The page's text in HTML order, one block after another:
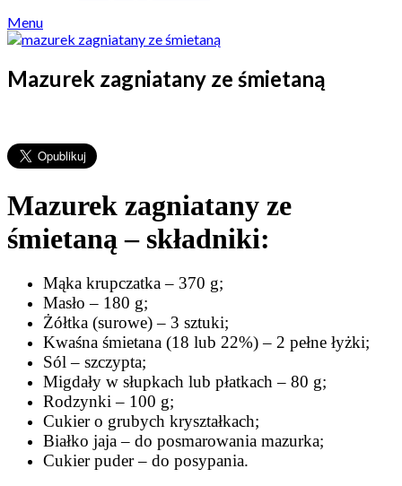
Menu
Mazurek zagniatany ze śmietaną
Mazurek zagniatany ze
śmietaną – składniki:
Mąka krupczatka – 370 g;
Masło – 180 g;
Żółtka (surowe) – 3 sztuki;
Kwaśna śmietana (18 lub 22%) – 2 pełne łyżki;
Sól – szczypta;
Migdały w słupkach lub płatkach – 80 g;
Rodzynki – 100 g;
Cukier o grubych kryształkach;
Białko jaja – do posmarowania mazurka;
Cukier puder – do posypania.